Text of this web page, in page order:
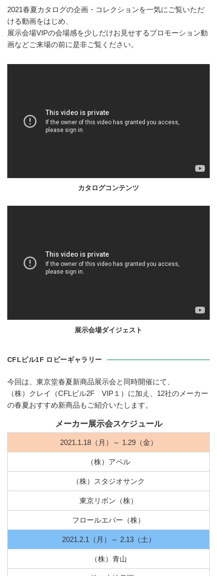
2021春夏カタログの企画・コレクションを一気にご覧いただ
ける動画をはじめ、
展示会場VIPの会場感を少しだけお見せするプロモーション動
画などご来場の前に是非ご覧ください。
カタログコンテンツ
展示会場ダイジェスト
CFLビル1F ロビーギャラリー
今回は、東京堂春夏新商品展示会と同時開催にて、
（株）クレイ（CFLビル2F VIP１）に加え、12社のメーカー
の春夏おすすめ新商品もご紹介いたします。
メーカー展示会スケジュール
2021.1.18（月）～ 1.29（金）
（株）アペル
（株）スタジオサンク
東京リボン（株）
フロールエバー（株）
2021.2.1（月）～ 2.13（土）
（株）青山